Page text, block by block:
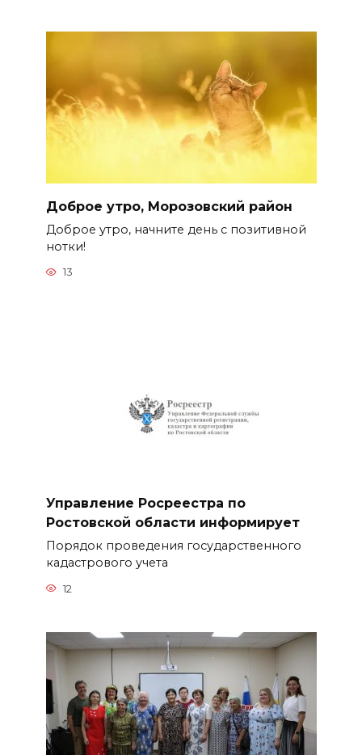
Доброе утро, Морозовский район
Доброе утро, начните день с позитивной
нотки!
13
Управление Росреестра по
Ростовской области информирует
Порядок проведения государственного
кадастрового учета
12